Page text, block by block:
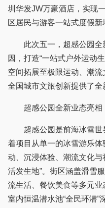
圳华发JW万豪酒店，实现
区居民与游客一站式度假新
此次五一，超感公园全
因，打造“一站式户外运动
空间拓展至极限运动、潮
全国城市文旅创新提供了全
超感公园全新业态亮相
超感公园是前海冰雪世
着项目从单一的冰雪游乐
动、沉浸体验、潮流文化与
活发生地”。街区涵盖滑雪
流生活、餐饮美食等多元
室内恒温潜水池“全民环潜